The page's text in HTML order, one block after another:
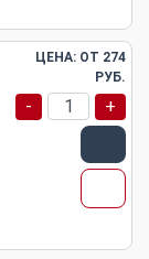
ЦЕНА: ОТ 274
РУБ.
- +